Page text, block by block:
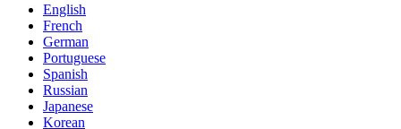
English
French
German
Portuguese
Spanish
Russian
Japanese
Korean